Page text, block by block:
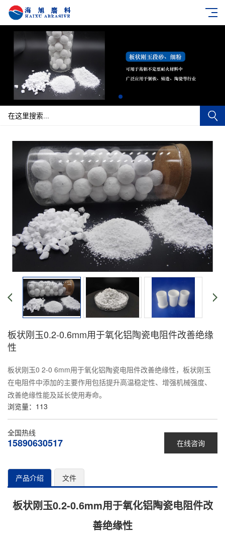
板状刚玉0.2-0.6mm用于氧化铝陶瓷电阻件改善绝缘
性
板状刚玉0 2-0 6mm用于氧化铝陶瓷电阻件改善绝缘性，板状刚玉
在电阻件中添加的主要作用包括提升高温稳定性、增强机械强度、
改善绝缘性能及延长使用寿命。
浏览量： 113
在线咨询
全国热线
15890630517
产品介绍 文件
板状刚玉0.2-0.6mm用于氧化铝陶瓷电阻件改
善绝缘性